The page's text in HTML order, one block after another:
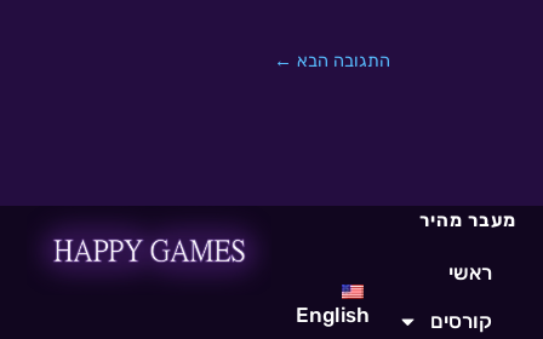
התגובה הבא ←
מעבר מהיר
ראשי
קורסים
English